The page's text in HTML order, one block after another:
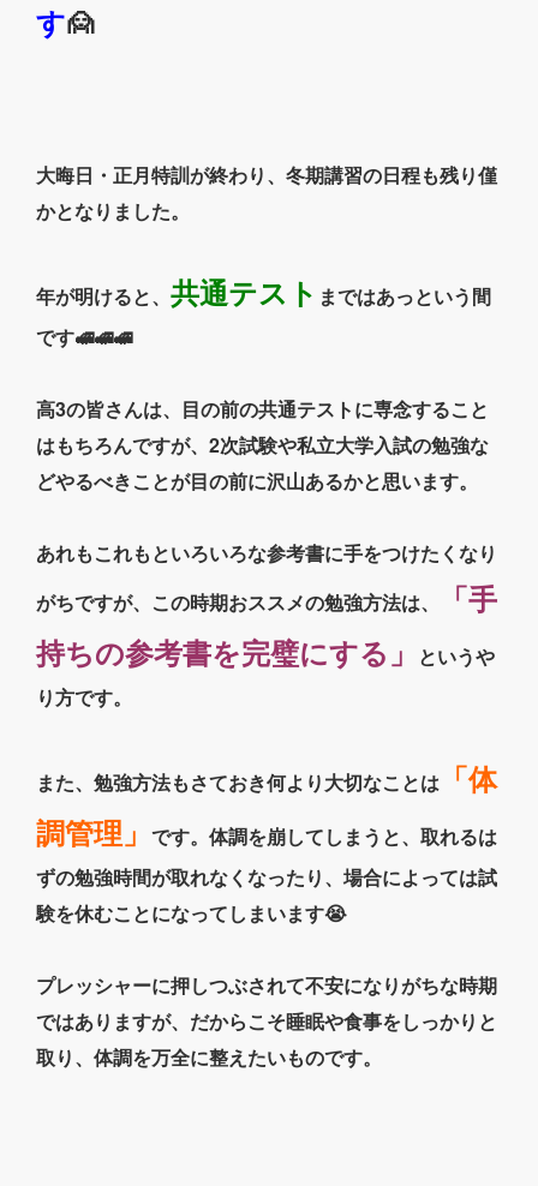
す🙍
大晦日・正月特訓が終わり、冬期講習の日程も残り僅
かとなりました。
年が明けると、 共通テスト まではあっという間
です🚅🚅🚅
高3の皆さんは、目の前の共通テストに専念すること
はもちろんですが、2次試験や私立大学入試の勉強な
どやるべきことが目の前に沢山あるかと思います。
あれもこれもといろいろな参考書に手をつけたくなり
がちですが、この時期おススメの勉強方法は、
「手
持ちの参考書を完璧にする」
というや
り方です。
また、勉強方法もさておき何より大切なことは「体
調管理」 です。体調を崩してしまうと、取れるは
ずの勉強時間が取れなくなったり、場合によっては試
験を休むことになってしまいます😭
プレッシャーに押しつぶされて不安になりがちな時期
ではありますが、だからこそ睡眠や食事をしっかりと
取り、体調を万全に整えたいものです。